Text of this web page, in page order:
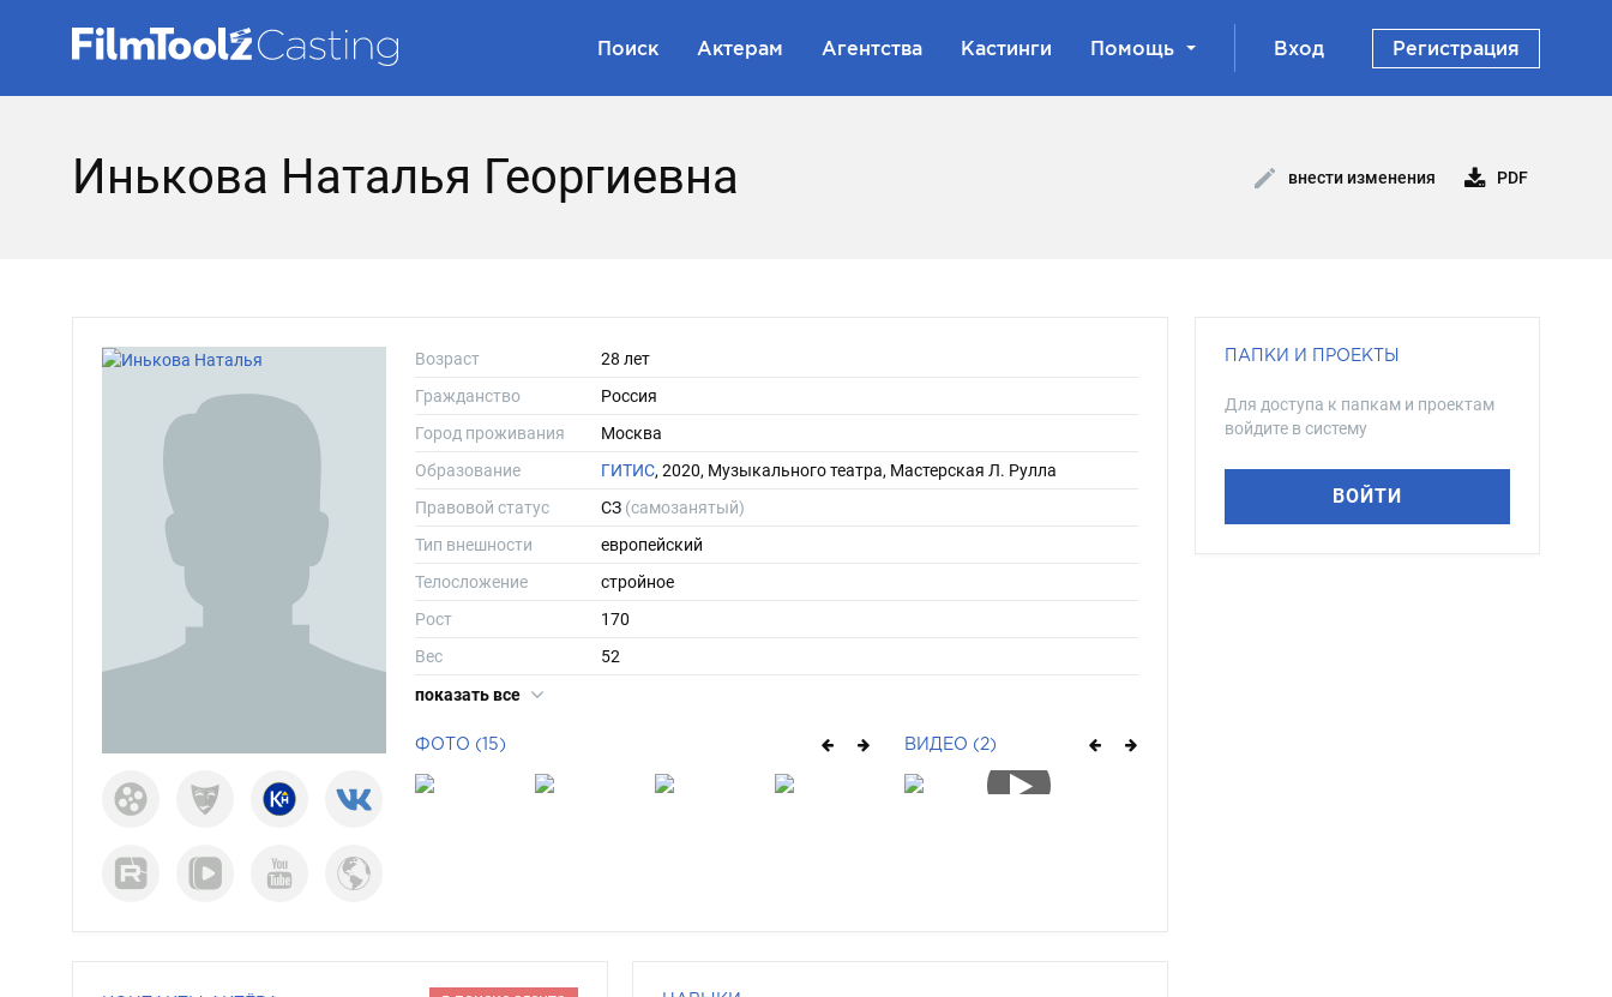
Поиск Актерам Агентства Кастинги Помощь Вход Регистрация
Инькова Наталья Георгиевна внести изменения PDF
Возраст
28 лет
Гражданство
Россия
Город проживания
Москва
Образование
ГИТИС, 2020, Музыкального театра, Мастерская Л. Рулла
Правовой статус
СЗ (самозанятый)
Тип внешности
европейский
Телосложение
стройное
Рост
170
Вес
52
Размер одежды
показать все
ФОТО (15) ВИДЕО (2)
ПАПКИ И ПРОЕКТЫ
Для доступа к папкам и проектам
войдите в систему
ВОЙТИ